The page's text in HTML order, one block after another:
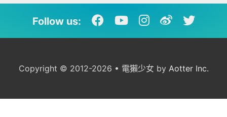
Follow us:
Copyright © 2012-2026 • 電獺少女 by Aotter Inc.